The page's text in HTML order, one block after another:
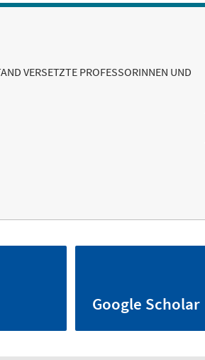
VERSETZTE PROFESSORINNEN UND
Google Scholar